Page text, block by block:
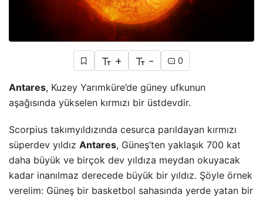
+ - 0
Antares, Kuzey Yarımküre’de güney ufkunun
aşağısında yükselen kırmızı bir üstdevdir.
Scorpius takımyıldızında cesurca parıldayan kırmızı
süperdev yıldız Antares, Güneş’ten yaklaşık 700 kat
daha büyük ve birçok dev yıldıza meydan okuyacak
kadar inanılmaz derecede büyük bir yıldız. Şöyle örnek
verelim: Güneş bir basketbol sahasında yerde yatan bir